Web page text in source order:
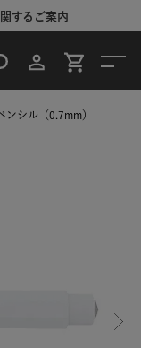
するご案内
シル（0.7mm）